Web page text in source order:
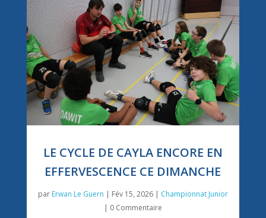
LE CYCLE DE CAYLA ENCORE EN
EFFERVESCENCE CE DIMANCHE
par Erwan Le Guern | Fév 15, 2026| Championnat Junior
| 0 Commentaire